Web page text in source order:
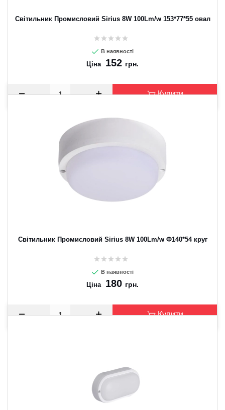
Світильник Промисловий Sirius 8W 100Lm/w 153*77*55 овал
В наявності
Ціна 152 грн.
Купити
Світильник Промисловий Sirius 8W 100Lm/w Ф140*54 круг
В наявності
Ціна 180 грн.
Купити